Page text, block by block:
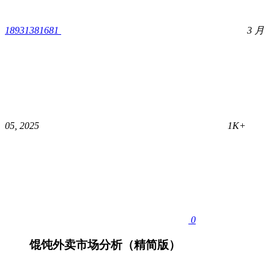
18931381681 3 月
05, 2025 1K+
0
馄饨外卖市场分析（精简版）